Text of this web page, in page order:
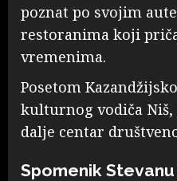
poznat po svojim
restoranima koji
vremenima.
Posetom
kulturnog vodiča
dalje centar
Spomenik